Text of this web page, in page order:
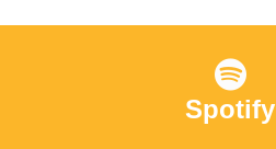
Spotify